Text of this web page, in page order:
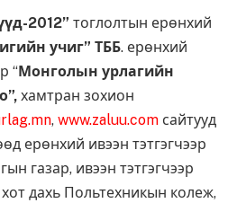
2012” тоглолтын ерөнхий
учиг” ТББ. ерөнхий
“Монголын урлагийн
хамтран зохион
, www.zaluu.com сайтууд
ерөнхий ивээн тэтгэгчээр
газар, ивээн тэтгэгчээр
дахь Польтехникын колеж,